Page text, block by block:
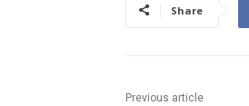
Share
Previous article